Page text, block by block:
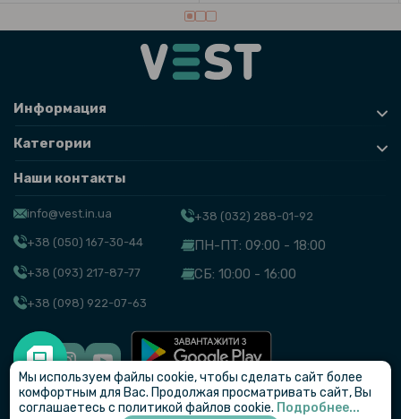
Информация
Категории
Наши контакты
info@vest.in.ua
+38 (050) 167-30-44
+38 (093) 217-87-77
+38 (098) 922-07-63
+38 (032) 288-01-92
ПН-ПТ: 09:00 - 18:00
СБ: 10:00 - 16:00
© VEST
Мы используем файлы cookie, чтобы сделать сайт более
комфортным для Вас. Продолжая просматривать сайт, Вы
соглашаетесь с политикой файлов cookie. Подробнее...